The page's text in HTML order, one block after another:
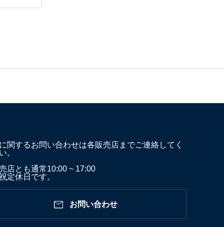
関するお問い合わせは各販売店までご連絡してく
。
店とも通常10:00 ~ 17:00
定休日です。
 お問い合わせ